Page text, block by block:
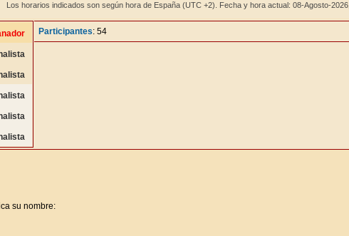
Los horarios indicados son según hora de España (UTC +2). Fecha y hora actual: 08-Agosto-2026,
Participantes: 54
su nombre: